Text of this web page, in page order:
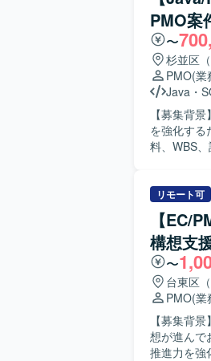
PMO案
〜
杉並区（
PMO(業
Java ・
【募集背
を強化するための支
料、WBS
ていただ
援も行っ
の設計・製造・
なコミュニ
ます。 ま
ける環境です。 【ポジションの魅力】 大規模な年金システムにお
でプロジ
発ベンダ
だけます。 【開発環境】 年金向けWebシステムを対象としたJavaおよびSQLベースのシステム
開発プロジ
リモート可
【EC/
構想支
〜
台東区
PMO(業
【募集背
想が進んで
推進力を強